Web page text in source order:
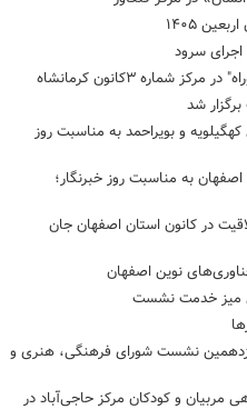
۱۴۰۵
اجرای سرود
۳کانون کرمانشاه
شد
و بویراحمد به مناسبت روز
به مناسبت روز خبرنگار؛
در کانون استان اصفهان جان
نوین اصفهان
میز خدمت نشست
نشست شورای فرهنگی، هنری و
مربیان و کودکان مرکز حاجی‌آباد در